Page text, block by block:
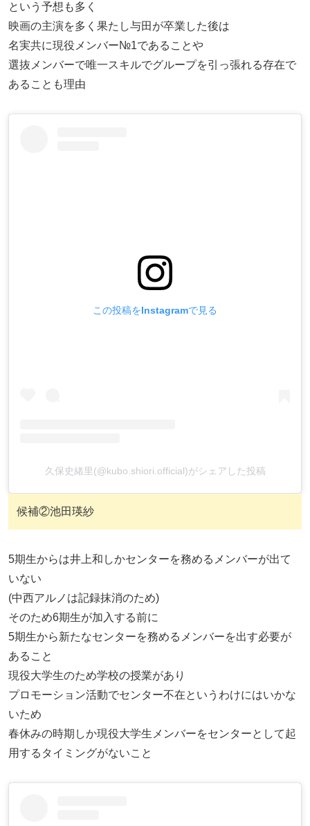
という予想も多く
映画の主演を多く果たし与田が卒業した後は
名実共に現役メンバー№1であることや
選抜メンバーで唯一スキルでグループを引っ張れる存在で
あることも理由
この投稿をInstagramで見る
久保史緒里(@kubo.shiori.official)がシェアした投稿
候補②池田瑛紗
5期生からは井上和しかセンターを務めるメンバーが出て
いない
(中西アルノは記録抹消のため)
そのため6期生が加入する前に
5期生から新たなセンターを務めるメンバーを出す必要が
あること
現役大学生のため学校の授業があり
プロモーション活動でセンター不在というわけにはいかな
いため
春休みの時期しか現役大学生メンバーをセンターとして起
用するタイミングがないこと